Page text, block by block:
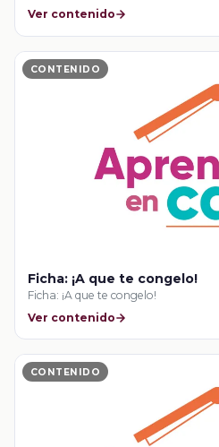
Ver contenido
CONTENIDO
Ficha: ¡A que te congelo!
Ficha: ¡A que te congelo!
Ver contenido
CONTENIDO